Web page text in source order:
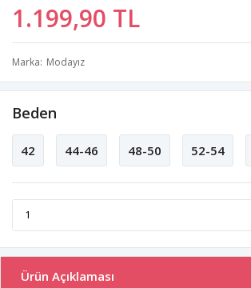
1.199,90 TL
Marka Modayız
Beden
42 44-46 48-50 52-54
Ürün Açıklaması